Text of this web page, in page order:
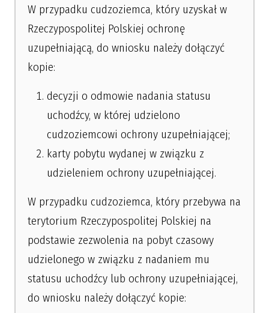
W przypadku cudzoziemca, który uzyskał w
Rzeczypospolitej Polskiej ochronę
uzupełniającą, do wniosku należy dołączyć
kopie:
decyzji o odmowie nadania statusu
uchodźcy, w której udzielono
cudzoziemcowi ochrony uzupełniającej;
karty pobytu wydanej w związku z
udzieleniem ochrony uzupełniającej.
W przypadku cudzoziemca, który przebywa na
terytorium Rzeczypospolitej Polskiej na
podstawie zezwolenia na pobyt czasowy
udzielonego w związku z nadaniem mu
statusu uchodźcy lub ochrony uzupełniającej,
do wniosku należy dołączyć kopie: